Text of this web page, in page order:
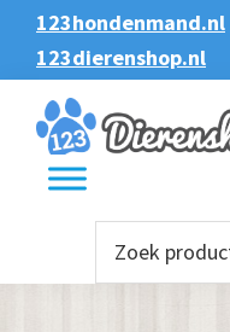
Spring
naar
de
hoofdnavigatie
Door
naar
de
hoofd
inhoud
Spring
naar
de
eerste
sidebar
Spring
naar
de
voettekst
123hondenmand.nl
123dierenshop.nl
Zoeken
Zoeken
naar: